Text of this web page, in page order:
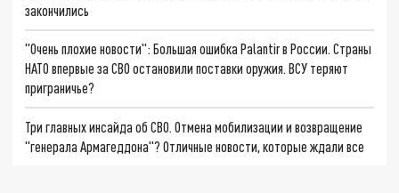
закончились
"Очень плохие новости": Большая ошибка Palantir в России. Страны
НАТО впервые за СВО остановили поставки оружия. ВСУ теряют
приграничье?
Три главных инсайда об СВО. Отмена мобилизации и возвращение
"генерала Армагеддона"? Отличные новости, которые ждали все